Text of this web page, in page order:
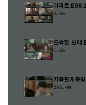
아파트
2.6G
오싹한 연
1.6G
가족관계증
296.4M